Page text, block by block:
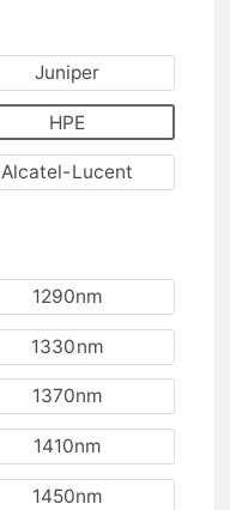
Juniper
HPE
Alcatel-Lucent
1290nm
1330nm
1370nm
1410nm
1450nm